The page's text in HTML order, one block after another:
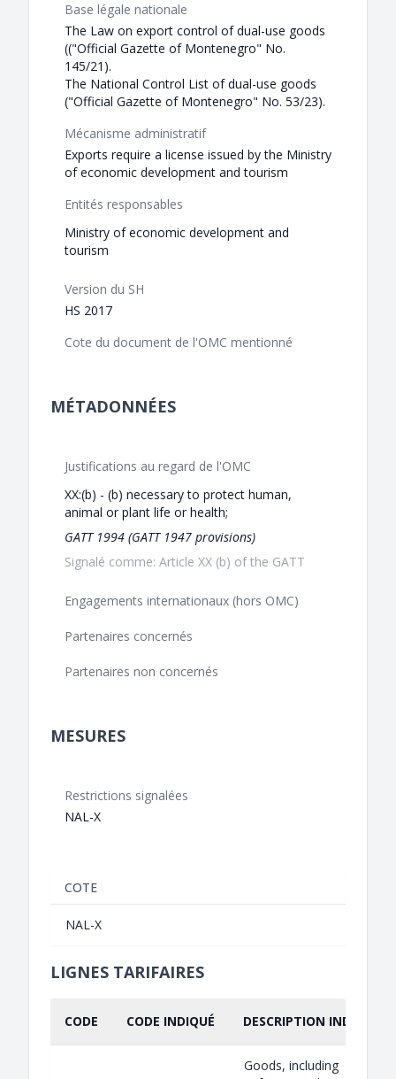
Base légale nationale
The Law on export control of dual-use goods
(("Official Gazette of Montenegro" No.
145/21).
The National Control List of dual-use goods
("Official Gazette of Montenegro" No. 53/23).
Mécanisme administratif
Exports require a license issued by the Ministry
of economic development and tourism
Entités responsables
Ministry of economic development and
tourism
Version du SH
HS 2017
Cote du document de l'OMC mentionné
MÉTADONNÉES
Justifications au regard de l'OMC
XX:(b) - (b) necessary to protect human,
animal or plant life or health;
GATT 1994 (GATT 1947 provisions)
Signalé comme: Article XX (b) of the GATT
Engagements internationaux (hors OMC)
Partenaires concernés
Partenaires non concernés
MESURES
Restrictions signalées
NAL-X
COTE
NAL-X
LIGNES TARIFAIRES
CODE CODE INDIQUÉ DESCRIPTION INDIQUÉE
Goods, including